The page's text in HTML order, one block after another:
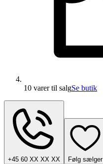
10 varertil salgSe butik
+45 60 XX XX XX Følg sælger